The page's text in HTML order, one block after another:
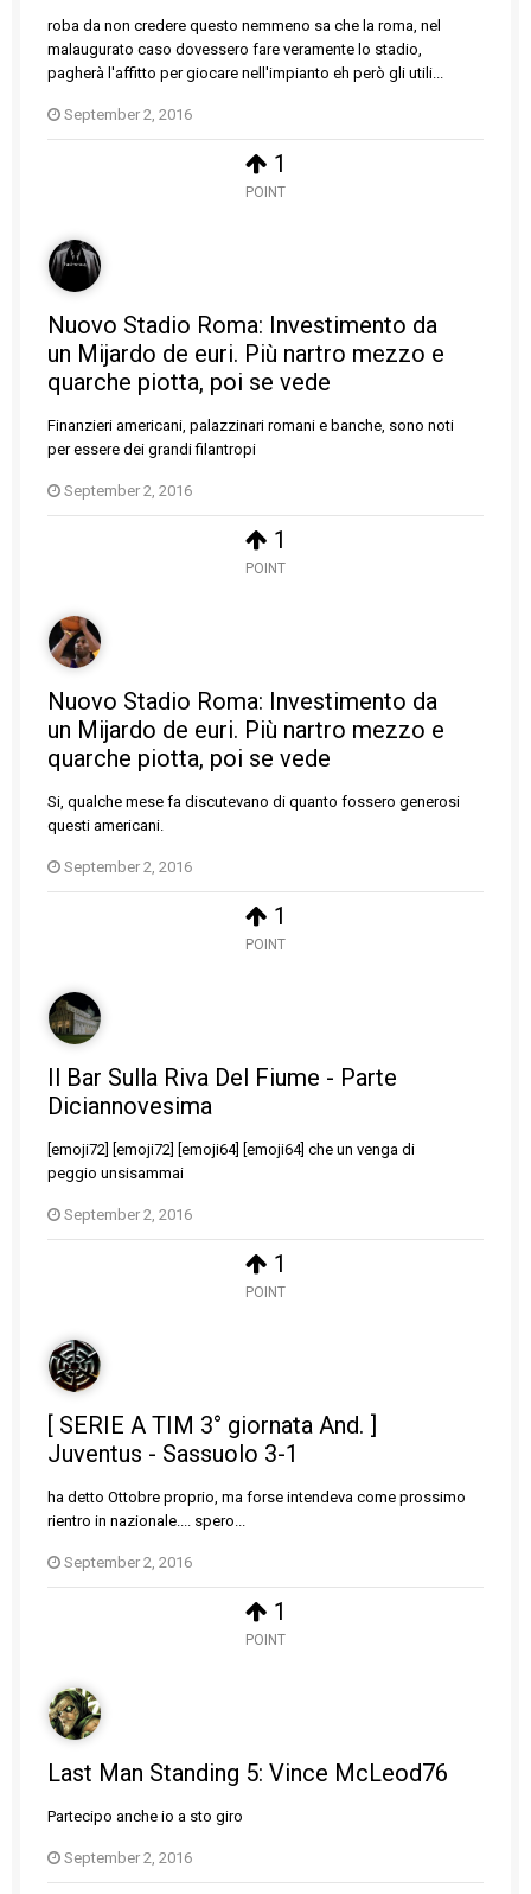
1
POINT
roba da non credere questo nemmeno sa che la roma, nel
malaugurato caso dovessero fare veramente lo stadio,
pagherà l'affitto per giocare nell'impianto eh però gli utili...
September 2, 2016
1
POINT
Nuovo Stadio Roma: Investimento da
un Mijardo de euri. Più nartro mezzo e
quarche piotta, poi se vede
Finanzieri americani, palazzinari romani e banche, sono noti
per essere dei grandi filantropi
September 2, 2016
1
POINT
Nuovo Stadio Roma: Investimento da
un Mijardo de euri. Più nartro mezzo e
quarche piotta, poi se vede
Si, qualche mese fa discutevano di quanto fossero generosi
questi americani.
September 2, 2016
1
POINT
Il Bar Sulla Riva Del Fiume - Parte
Diciannovesima
[emoji72] [emoji72] [emoji64] [emoji64] che un venga di
peggio unsisammai
September 2, 2016
1
POINT
[ SERIE A TIM 3° giornata And. ]
Juventus - Sassuolo 3-1
ha detto Ottobre proprio, ma forse intendeva come prossimo
rientro in nazionale.... spero...
September 2, 2016
Last Man Standing 5: Vince McLeod76
Partecipo anche io a sto giro
September 2, 2016